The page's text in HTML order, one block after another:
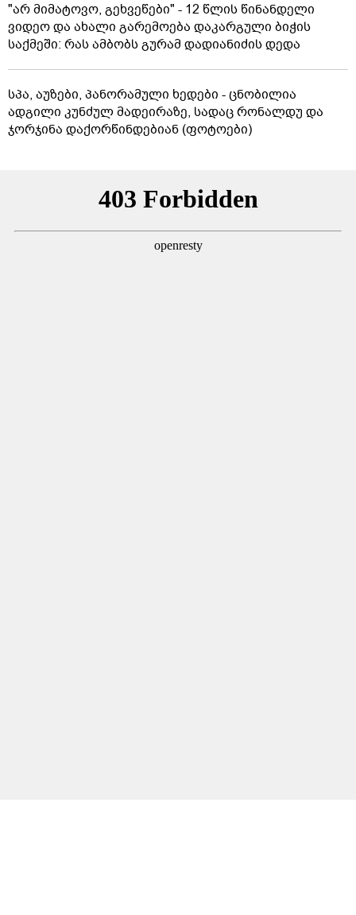
"არ მიმატოვო, გეხვეწები" - 12 წლის წინანდელი
ვიდეო და ახალი გარემოება დაკარგული ბიჭის
საქმეში: რას ამბობს გურამ დადიანიძის დედა
სპა, აუზები, პანორამული ხედები - ცნობილია
ადგილი კუნძულ მადეირაზე, სადაც რონალდუ და
ჯორჯინა დაქორწინდებიან (ფოტოები)